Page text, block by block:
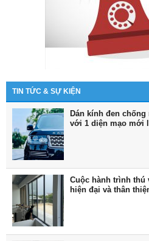
TIN TỨC & SỰ KIỆN
Dán kính đen
với 1 diện mạo mới
Cuộc hành trình thú
hiện đại và thân